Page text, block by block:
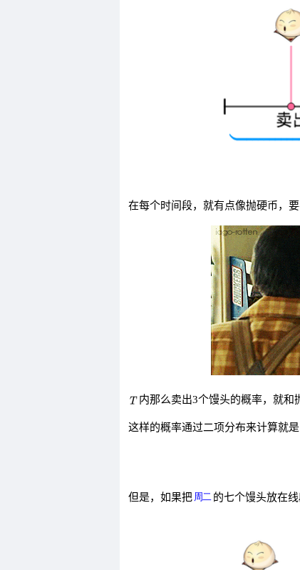
在每个时间段，就有点像抛硬币，
内那么卖出3个馒头的概率，就和
这样的概率通过二项分布来计算就是
但是，如果把 的七个馒头放在